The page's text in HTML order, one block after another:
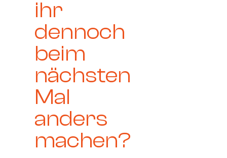
ihr
dennoch
beim
nächsten
Mal
anders
machen?